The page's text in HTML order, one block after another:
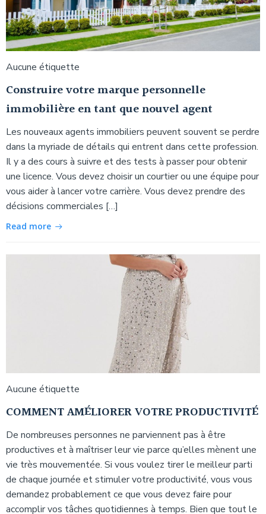
Aucune étiquette
Construire votre marque personnelle
immobilière en tant que nouvel agent
Les nouveaux agents immobiliers peuvent souvent se perdre
dans la myriade de détails qui entrent dans cette profession.
Il y a des cours à suivre et des tests à passer pour obtenir
une licence. Vous devez choisir un courtier ou une équipe pour
vous aider à lancer votre carrière. Vous devez prendre des
décisions commerciales […]
Read more
Aucune étiquette
COMMENT AMÉLIORER VOTRE PRODUCTIVITÉ
De nombreuses personnes ne parviennent pas à être
productives et à maîtriser leur vie parce qu’elles mènent une
vie très mouvementée. Si vous voulez tirer le meilleur parti
de chaque journée et stimuler votre productivité, vous vous
demandez probablement ce que vous devez faire pour
accomplir vos tâches quotidiennes à temps. Bien que tout le